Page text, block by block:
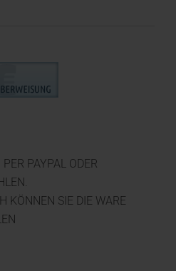
PAYPAL ODER
KÖNNEN SIE DIE WARE